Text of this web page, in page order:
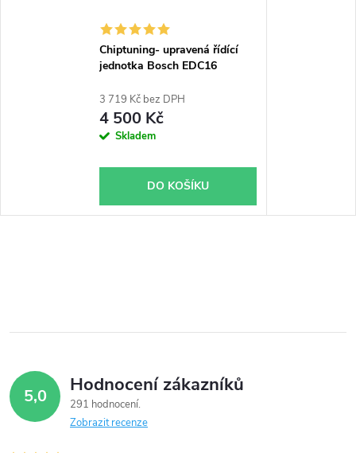
Chiptuning- upravená řídící
jednotka Bosch EDC16
3 719 Kč bez DPH
4 500 Kč
Skladem
DO KOŠÍKU
5,0 Hodnocení zákazníků
291 hodnocení
Zobrazit recenze